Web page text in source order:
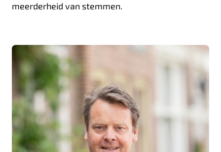
meerderheid van stemmen.
J
o
a
n
n
e